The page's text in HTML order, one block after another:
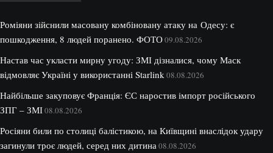
Роміяни зійснили масовану комбіновану атаку на Одесу: є
пошкодження, 8 людей поранено. ФОТО09.08.2026
Настав час укласти мирну угоду: ЗМІ дізналися, чому Маск
відмовляє Україні у використанні Starlink08.08.2026
Найбільше закуповує Франція: ЄС наростив імпорт російського
ЗПГ – ЗМІ08.08.2026
Росіяни били по столиці балістикою, на Київщині внаслідок удару
загинули троє людей, серед них дитина08.08.2026